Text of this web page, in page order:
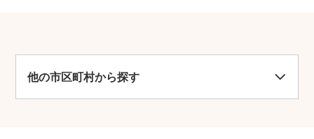
他の市区町村から探す